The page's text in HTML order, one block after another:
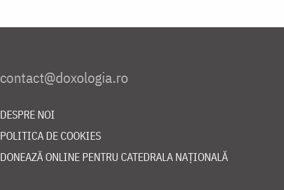
DESPRE NOI
POLITICA DE COOKIES
DONEAZĂ ONLINE PENTRU CATEDRALA NAȚIONALĂ